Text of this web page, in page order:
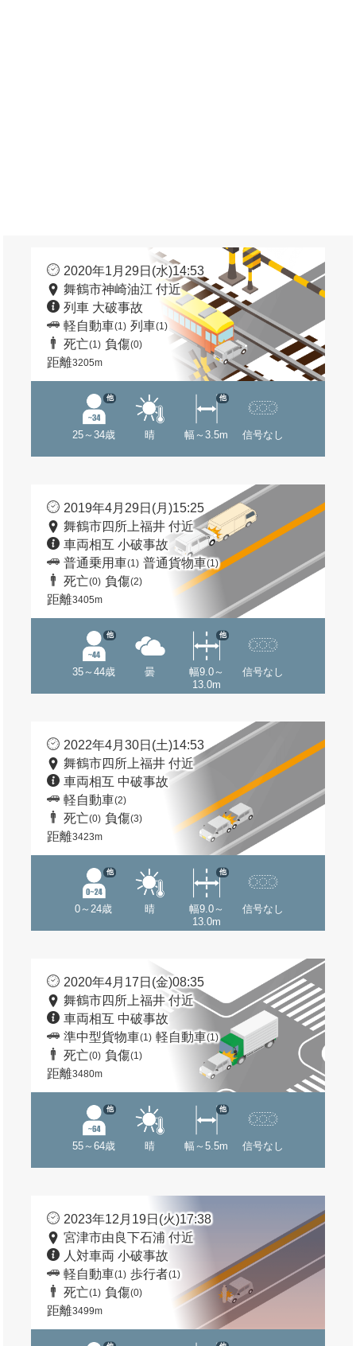
2020年1月29日(水)14:53
舞鶴市神崎油江 付近
列車 大破事故
軽自動車(1) 列車(1)
死亡(1) 負傷(0)
距離3205m
25～34歳
他
晴 幅～3.5m
他
信号なし
2019年4月29日(月)15:25
舞鶴市四所上福井 付近
車両相互 小破事故
普通乗用車(1) 普通貨物車(1)
死亡(0) 負傷(2)
距離3405m
35～44歳
他
曇
幅9.0～
13.0m
他
信号なし
2022年4月30日(土)14:53
舞鶴市四所上福井 付近
車両相互 中破事故
軽自動車(2)
死亡(0) 負傷(3)
距離3423m
0～24歳
他
晴
幅9.0～
13.0m
他
信号なし
2020年4月17日(金)08:35
舞鶴市四所上福井 付近
車両相互 中破事故
準中型貨物車(1) 軽自動車(1)
死亡(0) 負傷(1)
距離3480m
55～64歳
他
晴 幅～5.5m
他
信号なし
2023年12月19日(火)17:38
宮津市由良下石浦 付近
人対車両 小破事故
軽自動車(1) 歩行者(1)
死亡(1) 負傷(0)
距離3499m